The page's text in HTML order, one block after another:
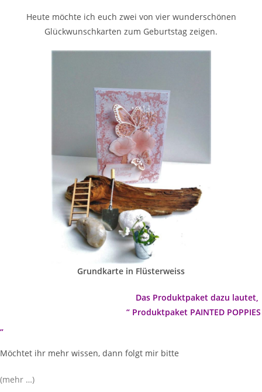
Heute möchte ich euch zwei von vier wunderschönen
Glückwunschkarten zum Geburtstag zeigen.
Grundkarte in Flüsterweiss
Das Produktpaket dazu lautet,
“ Produktpaket PAINTED POPPIES
„
Möchtet ihr mehr wissen, dann folgt mir bitte
(mehr …)